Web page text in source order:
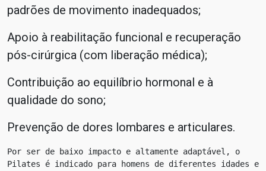
padrões de movimento inadequados;
Apoio à reabilitação funcional e recuperação
pós-cirúrgica (com liberação médica);
Contribuição ao equilíbrio hormonal e à
qualidade do sono;
Prevenção de dores lombares e articulares.
Por ser de baixo impacto e altamente adaptável, o
Pilates é indicado para homens de diferentes idades e